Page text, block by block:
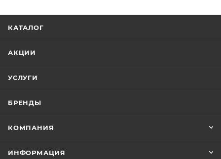
Душ, Товар, 00-011367670
Бренд
Код товара
Максимальная цена
Серия
Страна
Гарантия